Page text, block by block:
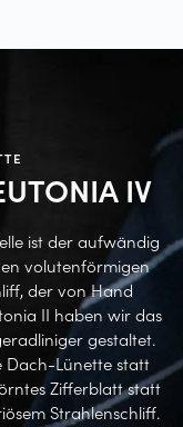
IV
ist der aufwändig
volutenförmigen
der von Hand
II haben wir das
gestaltet.
Dach-Lünette statt
Zifferblatt statt
Strahlenschliff.